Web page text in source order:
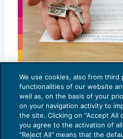
Locazioni brevi: la
manager
IMPOSTE SUL REDDITO09/
diLaura Mazzola
We use cookies, also from third
functionalities of our website
well as, on the basis of your
on your navigation activity to
the site. Clicking on “Accept All
you agree to the activation of
"Reject All" means that the